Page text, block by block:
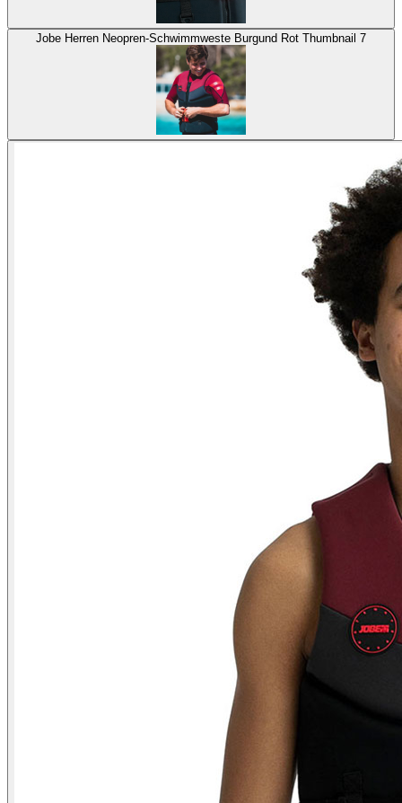
Jobe Herren Neopren-Schwimmweste Burgund Rot Thumbnail 7